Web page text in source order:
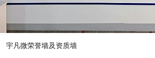
宇凡微荣誉墙及资质墙